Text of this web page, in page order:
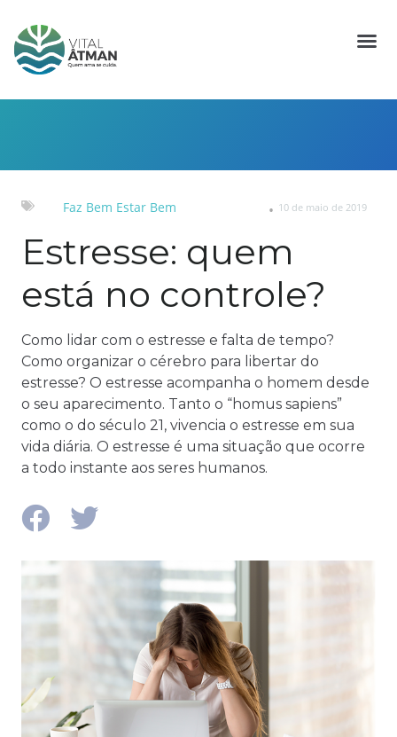
Faz Bem Estar Bem 10 de maio de 2019
Estresse: quem
está no controle?
Como lidar com o estresse e falta de tempo?
Como organizar o cérebro para libertar do
estresse? O estresse acompanha o homem desde
o seu aparecimento. Tanto o “homus sapiens”
como o do século 21, vivencia o estresse em sua
vida diária. O estresse é uma situação que ocorre
a todo instante aos seres humanos.